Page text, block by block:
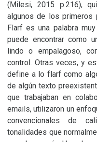
(Milesi, 2015 p.216),
algunos de los primeros
Flarf es una palabra
puede encontrar como
lindo o empalagoso,
control. Otras veces, y
define a lo flarf como
de algún texto
que trabajaban en
emails, utilizaron un
convencionales de
tonalidades que